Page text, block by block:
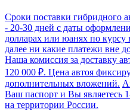
Сроки поставки гибридного
- 20-30 дней с даты
долларах или юанях по курсу
далее ни какие платежи вне
Наша комиссия за доставку
120 000 ₽. Цена автоя
дополнительных вложений.
Ваш паспорт и Вы
на территории России.